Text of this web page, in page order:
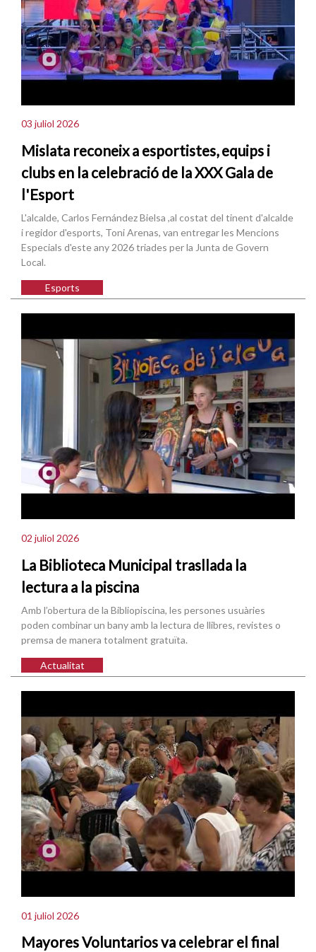
03 juliol 2026
Mislata reconeix a esportistes, equips i
clubs en la celebració de la XXX Gala de
l'Esport
L'alcalde, Carlos Fernández Bielsa ,al costat del tinent d'alcalde
i regidor d'esports, Toni Arenas, van entregar les Mencions
Especials d'este any 2026 triades per la Junta de Govern
Local.
Esports
02 juliol 2026
La Biblioteca Municipal trasllada la
lectura a la piscina
Amb l’obertura de la Bibliopiscina, les persones usuàries
poden combinar un bany amb la lectura de llibres, revistes o
premsa de manera totalment gratuïta.
Actualitat
01 juliol 2026
Mayores Voluntarios va celebrar el final